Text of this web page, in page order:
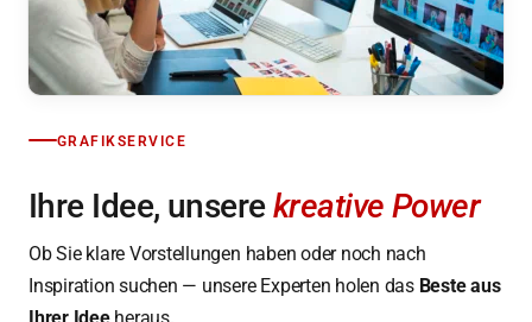
GRAFIKSERVICE
Ihre Idee, unserekreative Power
Ob Sie klare Vorstellungen haben oder noch nach
Inspiration suchen — unsere Experten holen das Beste aus
Ihrer Ideeheraus.